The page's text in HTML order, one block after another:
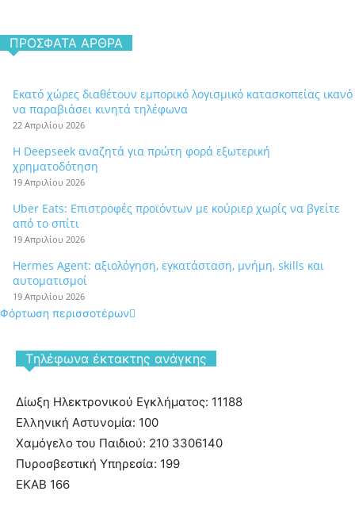
ΠΡΌΣΦΑΤΑ ΆΡΘΡΑ
Εκατό χώρες διαθέτουν εμπορικό λογισμικό κατασκοπείας ικανό
να παραβιάσει κινητά τηλέφωνα
22 Απριλίου 2026
Η Deepseek αναζητά για πρώτη φορά εξωτερική
χρηματοδότηση
19 Απριλίου 2026
Uber Eats: Επιστροφές προϊόντων με κούριερ χωρίς να βγείτε
από το σπίτι
19 Απριλίου 2026
Hermes Agent: αξιολόγηση, εγκατάσταση, μνήμη, skills και
αυτοματισμοί
19 Απριλίου 2026
Φόρτωση περισσοτέρων
Tηλέφωνα έκτακτης ανάγκης
Δίωξη Ηλεκτρονικού Εγκλήματος: 11188
Ελληνική Αστυνομία: 100
Χαμόγελο του Παιδιού: 210 3306140
Πυροσβεστική Υπηρεσία: 199
ΕΚΑΒ 166